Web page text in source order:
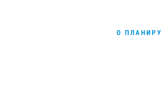
О